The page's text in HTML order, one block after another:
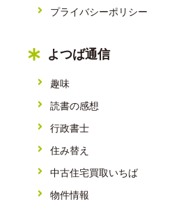
プライバシーポリシー
よつば通信
趣味
読書の感想
行政書士
住み替え
中古住宅買取いちば
物件情報